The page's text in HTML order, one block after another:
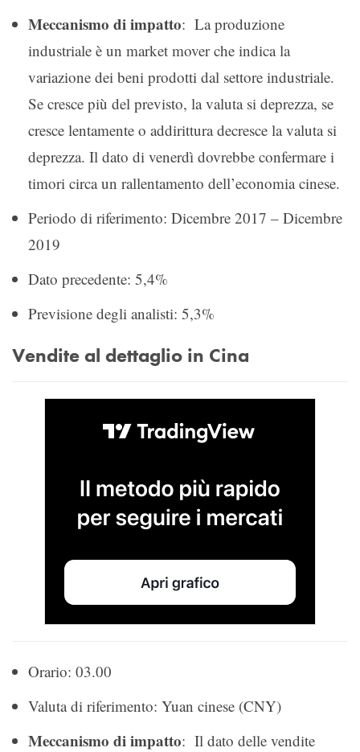
Meccanismo di impatto: La produzione
industriale è un market mover che indica la
variazione dei beni prodotti dal settore industriale.
Se cresce più del previsto, la valuta si deprezza, se
cresce lentamente o addirittura decresce la valuta si
deprezza. Il dato di venerdì dovrebbe confermare i
timori circa un rallentamento dell’economia cinese.
Periodo di riferimento: Dicembre 2017 – Dicembre
2019
Dato precedente: 5,4%
Previsione degli analisti: 5,3%
Vendite al dettaglio in Cina
Orario: 03.00
Valuta di riferimento: Yuan cinese (CNY)
Meccanismo di impatto: Il dato delle vendite